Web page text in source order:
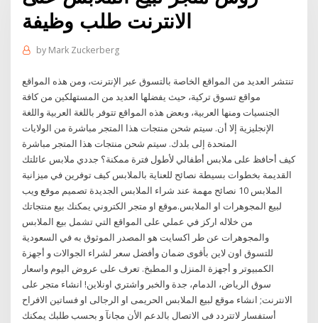
الانترنت طلب وظيفة
by Mark Zuckerberg
تنتشر العديد من المواقع الخاصة بالتسوق عبر الإنترنت، ومن هذه المواقع
مواقع تسوق تركية، حيث يفضلها العديد من المستهلكين من كافة
الجنسيات ومنها العربية، وبعض هذه المواقع تتوفر باللغة العربية واللغة
الإنجليزية إلا أن. سيتم شحن منتجات هذا المتجر مباشرة من الولايات
المتحدة إلى بلدك. سيتم شحن منتجات هذا المتجر مباشرة
كيف أحافظ على ملابس أطفالي لأطول فترة ممكنة؟ جددي ملابس عائلتك
القديمة بخطوات بسيطة نصائح للعناية بالملابس كيف توفرين في ميزانية
الملابس 10 نصائح مهمة عند شراء الملابس الجديدة تصميم موقع ويب
لبيع المجوهرات او الملابس.موقع او متجر الكتروني يمكنك بيع منتجاتك
من خلاله اركز في عملي على المواقع التي تشمل بيع الملابس
والمجوهرات عن طر اكسايت هو المصدر الموثوق به في السعودية
للتسوق اون لاين بأقوى ضمان وأفضل سعر لشراء الجوالات و أجهزة
الكمبيوتر و أجهزة المنزل و المطبخ. تعرف على عروض اليوم واسعار
سوق الرياض، الدمام، جدة والخبر واشتري اونلاين! انشاء متجر على
الانترنت; انشاء موقع لبيع الملابس الحريمى او الرجالى او فساتين الافراح
أستفسار لاتتردد فى الاتصال بالدعم الأن مجانآ و بحسب طلبك يمكنك